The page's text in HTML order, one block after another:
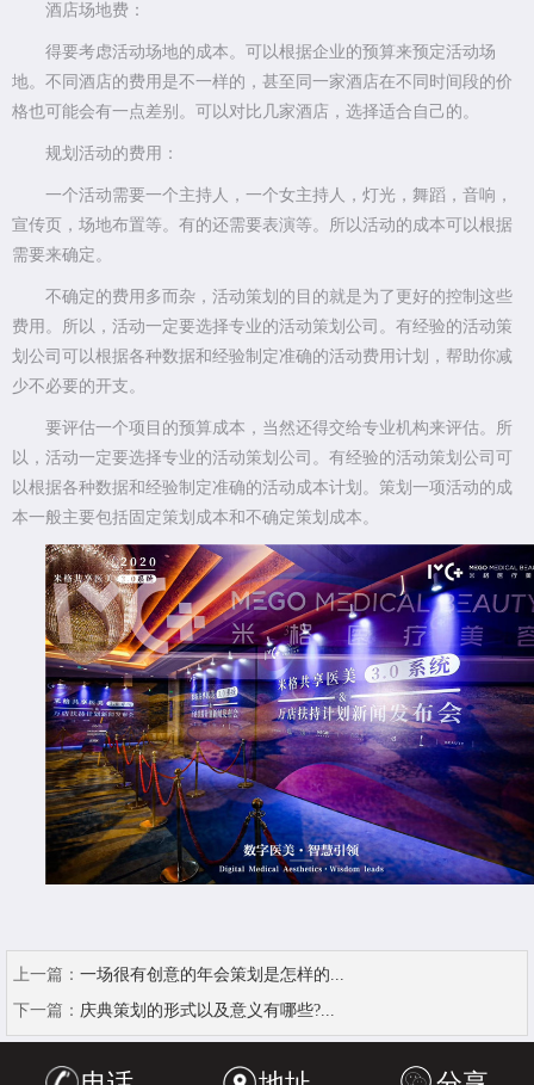
酒店场地费：
得要考虑活动场地的成本。可以根据企业的预算来预定活动场
地。不同酒店的费用是不一样的，甚至同一家酒店在不同时间段的价
格也可能会有一点差别。可以对比几家酒店，选择适合自己的。
规划活动的费用：
一个活动需要一个主持人，一个女主持人，灯光，舞蹈，音响，
宣传页，场地布置等。有的还需要表演等。所以活动的成本可以根据
需要来确定。
不确定的费用多而杂，活动策划的目的就是为了更好的控制这些
费用。所以，活动一定要选择专业的活动策划公司。有经验的活动策
划公司可以根据各种数据和经验制定准确的活动费用计划，帮助你减
少不必要的开支。
要评估一个项目的预算成本，当然还得交给专业机构来评估。所
以，活动一定要选择专业的活动策划公司。有经验的活动策划公司可
以根据各种数据和经验制定准确的活动成本计划。策划一项活动的成
本一般主要包括固定策划成本和不确定策划成本。
上一篇： 一场很有创意的年会策划是怎样的...
下一篇： 庆典策划的形式以及意义有哪些?...